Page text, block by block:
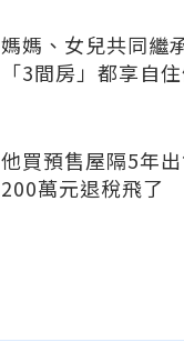
媽媽、女兒共同繼
「3間房」都享自
他買預售屋隔5年
200萬元退稅飛了